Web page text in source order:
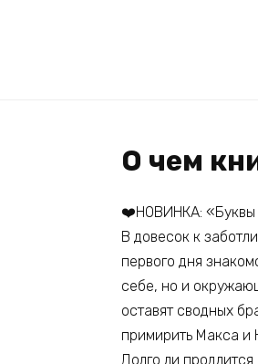
О чем
❤️НОВИНКА:
В довесок к
первого дня
себе, но и
оставят сводных
примирить Макса и
Долго ли